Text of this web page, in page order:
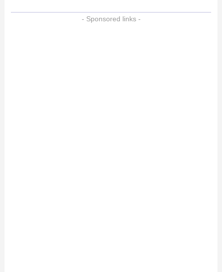
- Sponsored links -